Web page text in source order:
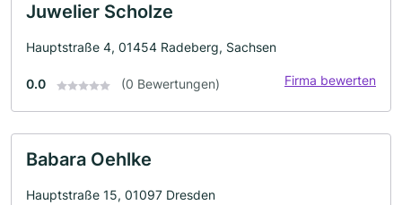
Juwelier Scholze
Hauptstraße 4, 01454 Radeberg, Sachsen
0.0 (0 Bewertungen) Firma bewerten
Babara Oehlke
Hauptstraße 15, 01097 Dresden